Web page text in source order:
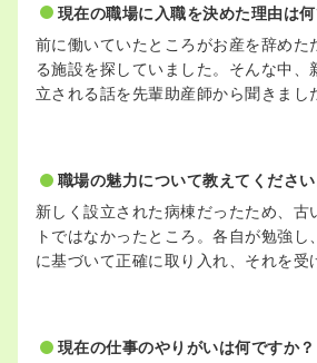
現在の職場に入職を決めた理由は
前に働いていたところがお産を辞めた
る施設を探していました。そんな中、
立される話を先輩助産師から聞きまし
るところじゃなく、最初からみんなと
ープン迎えることで、自分にとっても
職希望しました。
職場の魅力について教えてください
新しく設立された病棟だったため、古
トではなかったところ。各自が勉強
に基づいて正確に取り入れ、それを受
人が揃っているため、看護業務をこな
現在の仕事のやりがいは何ですか？